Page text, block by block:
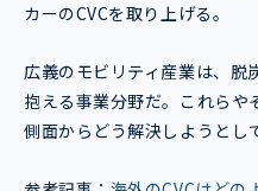
カーのCVCを取り上げる。
広義のモビリティ産業は、脱
抱える事業分野だ。これらや
側面からどう解決しようとし